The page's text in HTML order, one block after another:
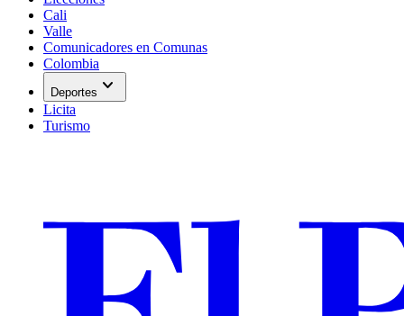
Cali
Valle
Comunicadores en Comunas
Colombia
Deportes expand_more
Licita
Turismo